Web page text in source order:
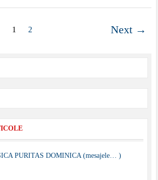
1 2 Next →
PURITAS DOMINICA (mesajele… )